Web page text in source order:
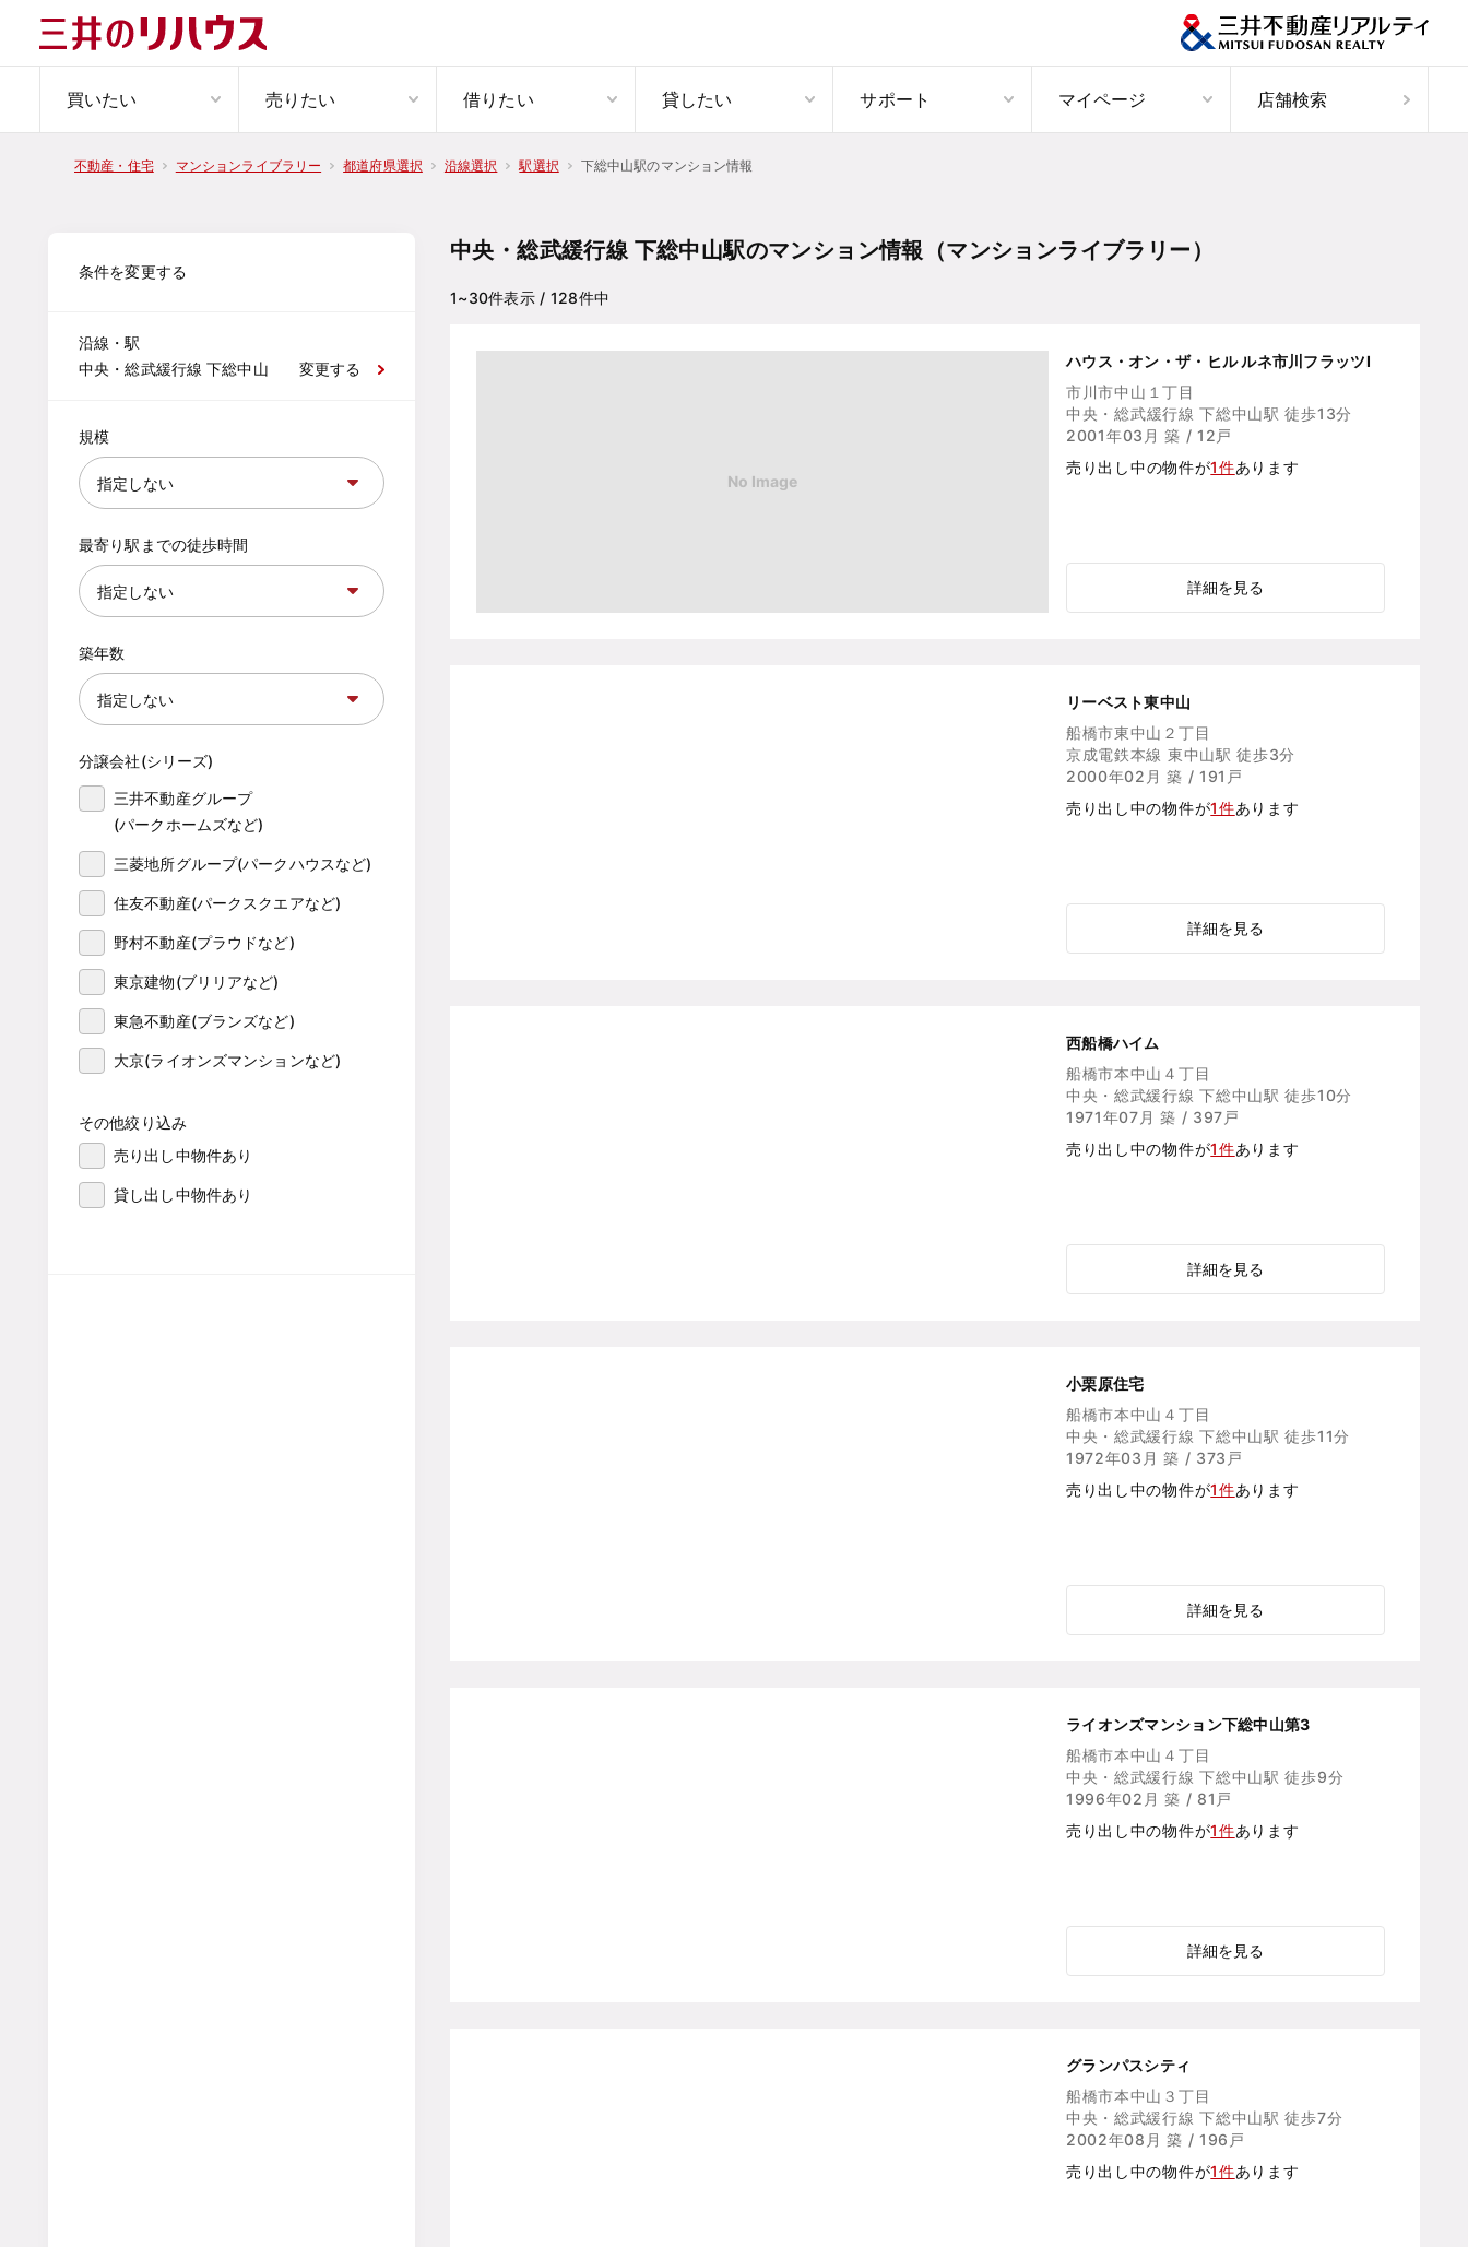
買いたい 売りたい 借りたい 貸したい サポート マイページ 店舗検索
不動産・住宅 マンションライブラリー 都道府県選択 沿線選択 駅選択 下総中山駅のマンション情報
条件を変更する
沿線・駅
中央・総武緩行線 下総中山
変更する
規模
最寄り駅までの徒歩時間
築年数
分譲会社(シリーズ)
三井不動産グループ
(パークホームズなど)
三菱地所グループ(パークハウスなど)
住友不動産(パークスクエアなど)
野村不動産(プラウドなど)
東京建物(ブリリアなど)
東急不動産(ブランズなど)
大京(ライオンズマンションなど)
その他絞り込み
売り出し中物件あり
貸し出し中物件あり
中央・総武緩行線 下総中山駅のマンション情報（マンションライブラリー）
1~30件表示/ 128件中
No Image
ハウス・オン・ザ・ヒル ルネ市川フラッツⅠ
市川市中山１丁目
中央・総武緩行線 下総中山駅 徒歩13分
2001年03月 築 / 12戸
売り出し中の物件が1件あります
詳細を見る
リーベスト東中山
船橋市東中山２丁目
京成電鉄本線 東中山駅 徒歩3分
2000年02月 築 / 191戸
売り出し中の物件が1件あります
詳細を見る
西船橋ハイム
船橋市本中山４丁目
中央・総武緩行線 下総中山駅 徒歩10分
1971年07月 築 / 397戸
売り出し中の物件が1件あります
詳細を見る
小栗原住宅
船橋市本中山４丁目
中央・総武緩行線 下総中山駅 徒歩11分
1972年03月 築 / 373戸
売り出し中の物件が1件あります
詳細を見る
ライオンズマンション下総中山第3
船橋市本中山４丁目
中央・総武緩行線 下総中山駅 徒歩9分
1996年02月 築 / 81戸
売り出し中の物件が1件あります
詳細を見る
グランパスシティ
船橋市本中山３丁目
中央・総武緩行線 下総中山駅 徒歩7分
2002年08月 築 / 196戸
売り出し中の物件が1件あります